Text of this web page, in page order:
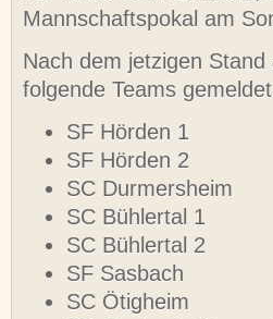
Mannschaftspokal am
Nach dem jetzigen
folgende Teams
SF Hörden 1
SF Hörden 2
SC Durmersheim
SC Bühlertal 1
SC Bühlertal 2
SF Sasbach
SC Ötigheim